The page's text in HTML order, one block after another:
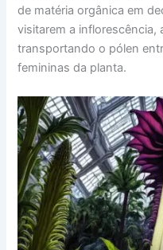
de matéria orgânica em
visitarem a inflorescência,
transportando o pólen
femininas da planta.